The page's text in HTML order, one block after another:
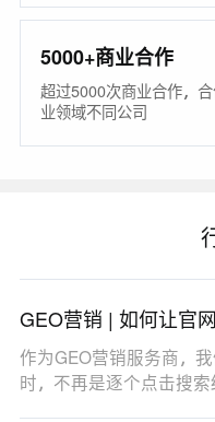
5000+商业合作
超过5000次商业合作，
业领域不同公司
GEO营销 | 如何让官
作为GEO营销服务商，
时，不再是逐个点击搜